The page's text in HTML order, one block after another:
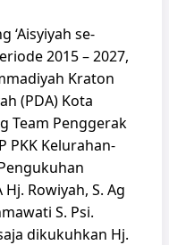
‘Aisyiyah se-
2015 – 2027,
Kraton
(PDA) Kota
Team Penggerak
PKK Kelurahan-
Rowiyah, S. Ag
S. Psi.
dikukuhkan Hj.